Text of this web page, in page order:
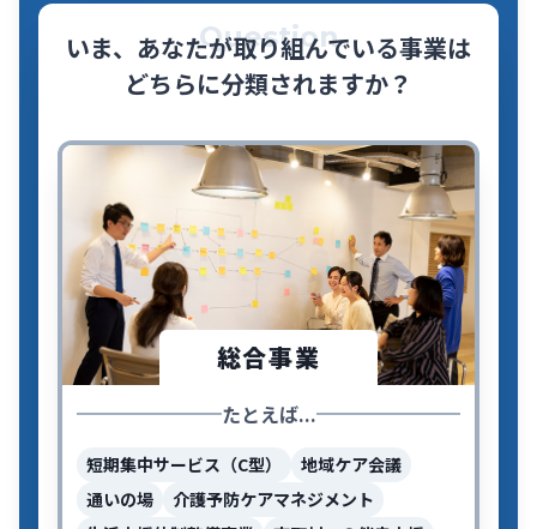
Question
いま、あなたが取り組んでいる事業は
どちらに分類されますか？
総合事業
たとえば...
短期集中サービス（C型）
地域ケア会議
通いの場
介護予防ケアマネジメント